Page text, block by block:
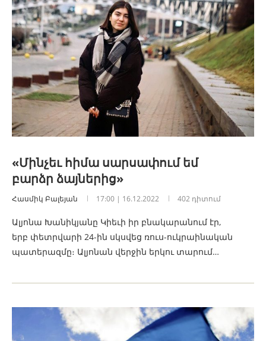
«Մինչեւ հիմա սարսափում եմ
բարձր ձայներից»
Հասմիկ Բալեյան 17:00 | 16.12.2022 402 դիտում
Ալյոնա Խանիկյանը Կիեւի իր բնակարանում էր,
երբ փետրվարի 24-ին սկսվեց ռուս-ուկրաինական
պատերազմը։ Ալյոնան վերջին երկու տարում…